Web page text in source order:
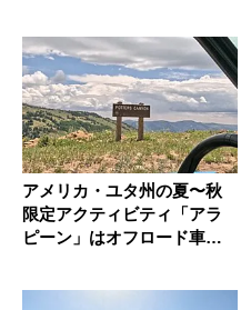
アメリカ・ユタ州の夏〜秋
限定アクティビティ「アラ
ピーン」はオフロード車で